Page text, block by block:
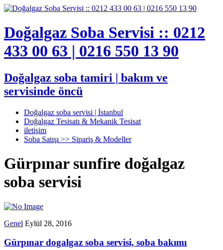
Doğalgaz Soba Servisi :: 0212
433 00 63 | 0216 550 13 90
Doğalgaz soba tamiri | bakım ve
servisinde öncü
Doğalgaz soba servisi | İstanbul
Doğalgaz Tesisatı & Mekanik Tesisat
iletişim
Soba Satışı >> Sipariş & Modeller
Gürpınar sunfire doğalgaz
soba servisi
Genel Eylül 28, 2016
Gürpınar dogalgaz soba servisi, soba bakımı